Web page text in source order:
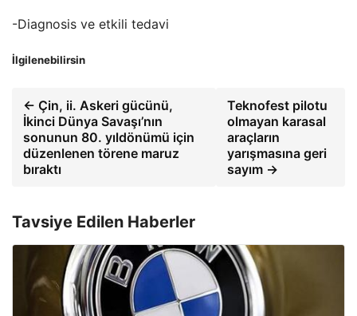
-Diagnosis ve etkili tedavi
İlgilenebilirsin
← Çin, ii. Askeri gücünü,
İkinci Dünya Savaşı’nın
sonunun 80. yıldönümü için
düzenlenen törene maruz
bıraktı
Teknofest pilotu
olmayan karasal
araçların
yarışmasına geri
sayım →
Tavsiye Edilen Haberler